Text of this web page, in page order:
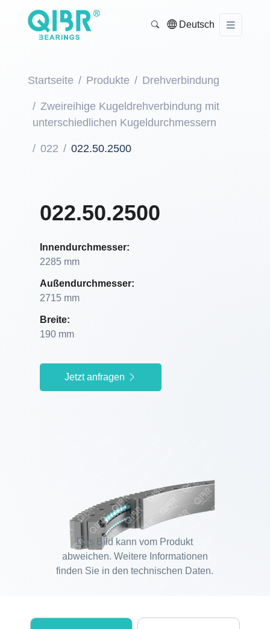
Deutsch
Startseite Produkte Drehverbindung
Zweireihige Kugeldrehverbindung mit
unterschiedlichen Kugeldurchmessern
022 022.50.2500
022.50.2500
Innendurchmesser:
2285 mm
Außendurchmesser:
2715 mm
Breite:
190 mm
Jetzt anfragen
Das Bild kann vom Produkt
abweichen. Weitere Informationen
finden Sie in den technischen Daten.